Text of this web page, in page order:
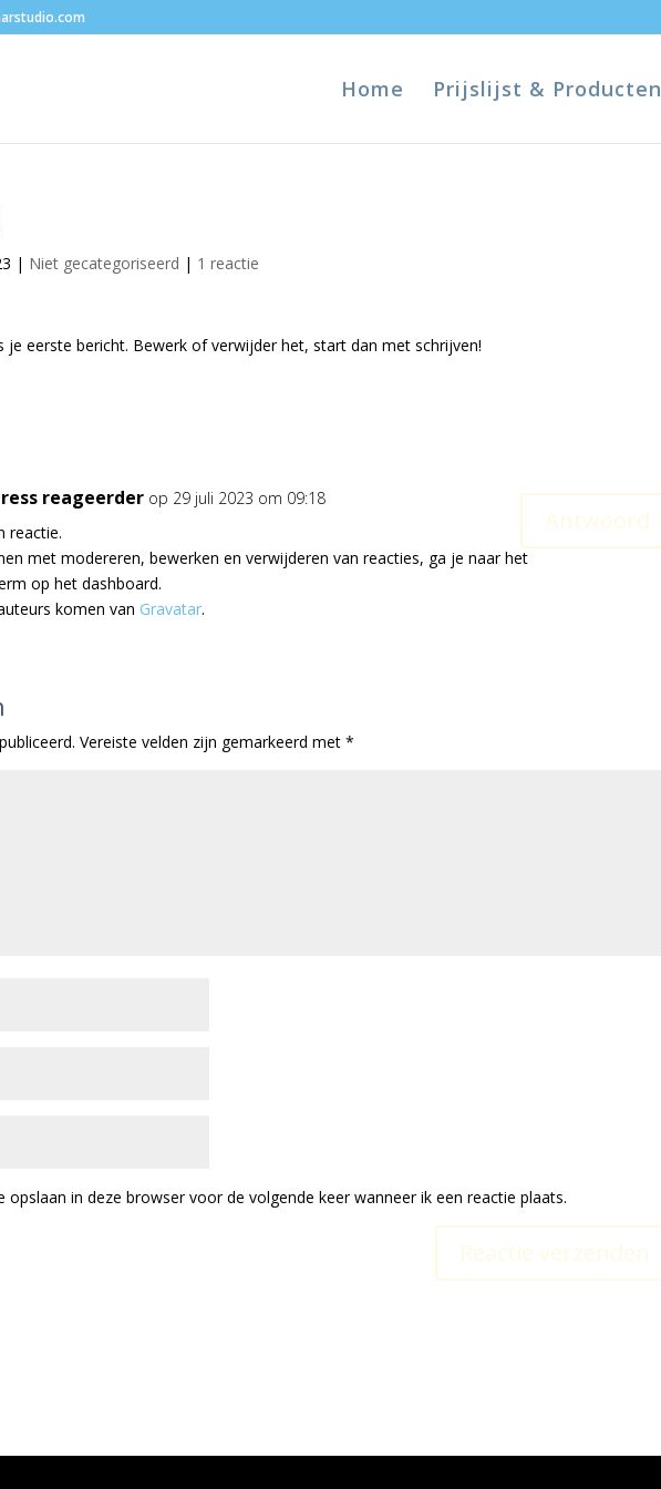
Home Prijslijst & Producten
| Niet gecategoriseerd | 1 reactie
je eerste bericht. Bewerk of verwijder het, start dan met schrijven!
reageerder op 29 juli 2023 om 09:18
reactie.
met modereren, bewerken en verwijderen van reacties, ga je naar het
op het dashboard.
komen van Gravatar.
Antwoord
Vereiste velden zijn gemarkeerd met*
opslaan in deze browser voor de volgende keer wanneer ik een reactie plaats.